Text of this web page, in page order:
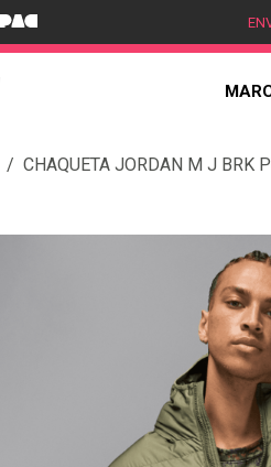
CHAQUETA JORDAN M J BRK